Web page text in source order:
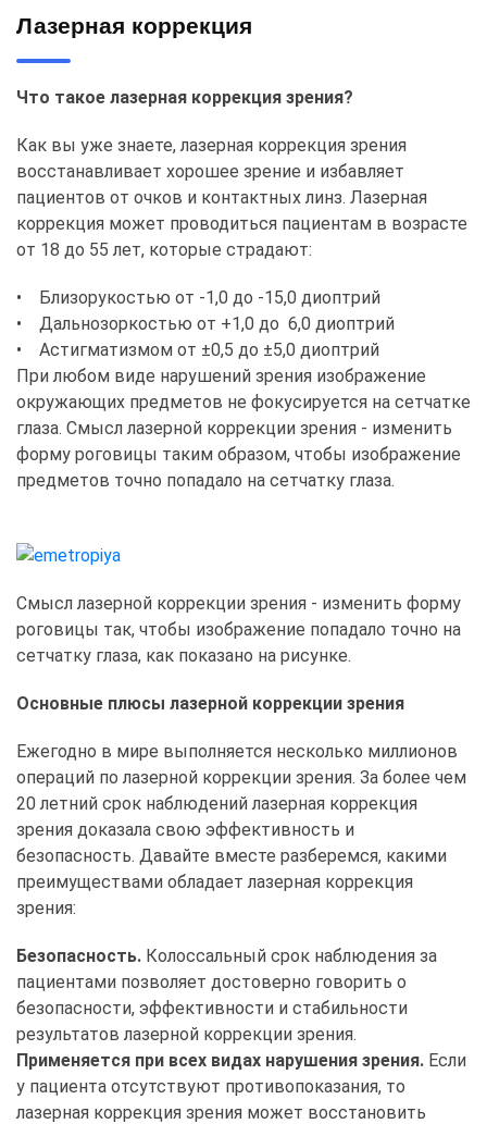
Лазерная коррекция
Что такое лазерная коррекция зрения?
Как вы уже знаете, лазерная коррекция зрения
восстанавливает хорошее зрение и избавляет
пациентов от очков и контактных линз. Лазерная
коррекция может проводиться пациентам в возрасте
от 18 до 55 лет, которые страдают:
• Близорукостью от -1,0 до -15,0 диоптрий
• Дальнозоркостью от +1,0 до 6,0 диоптрий
• Астигматизмом от ±0,5 до ±5,0 диоптрий
При любом виде нарушений зрения изображение
окружающих предметов не фокусируется на сетчатке
глаза. Смысл лазерной коррекции зрения - изменить
форму роговицы таким образом, чтобы изображение
предметов точно попадало на сетчатку глаза.
Смысл лазерной коррекции зрения - изменить форму
роговицы так, чтобы изображение попадало точно на
сетчатку глаза, как показано на рисунке.
Основные плюсы лазерной коррекции зрения
Ежегодно в мире выполняется несколько миллионов
операций по лазерной коррекции зрения. За более чем
20 летний срок наблюдений лазерная коррекция
зрения доказала свою эффективность и
безопасность. Давайте вместе разберемся, какими
преимуществами обладает лазерная коррекция
зрения:
Безопасность. Колоссальный срок наблюдения за
пациентами позволяет достоверно говорить о
безопасности, эффективности и стабильности
результатов лазерной коррекции зрения.
Применяется при всех видах нарушения зрения. Если
у пациента отсутствуют противопоказания, то
лазерная коррекция зрения может восстановить